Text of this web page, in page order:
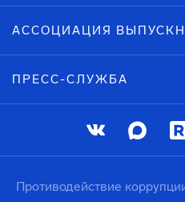
АССОЦИАЦИЯ
ПРЕСС-СЛУЖБА
Противодействие